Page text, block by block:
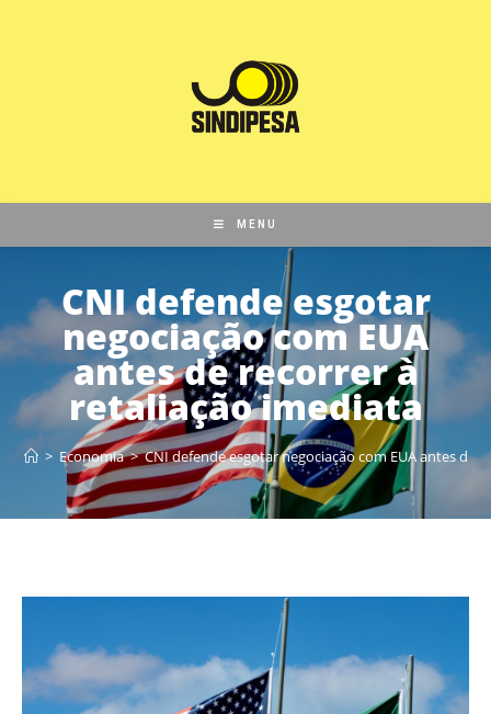
MENU
CNI defende esgotar
negociação com EUA
antes de recorrer à
retaliação imediata
> Economia > CNI defende esgotar negociação com EUA antes de